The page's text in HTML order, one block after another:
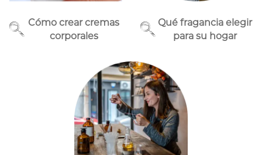
Cómo crear cremas
corporales
Qué fragancia elegir
para su hogar